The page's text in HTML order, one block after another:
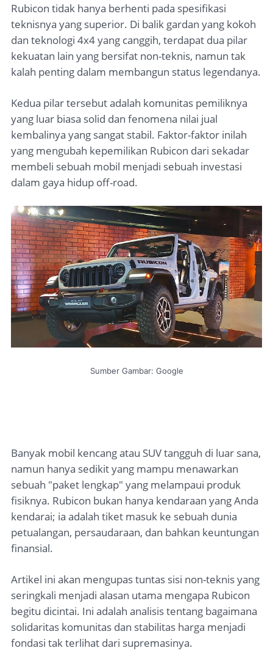
Rubicon tidak hanya berhenti pada spesifikasi
teknisnya yang superior. Di balik gardan yang kokoh
dan teknologi 4x4 yang canggih, terdapat dua pilar
kekuatan lain yang bersifat non-teknis, namun tak
kalah penting dalam membangun status legendanya.
Kedua pilar tersebut adalah komunitas pemiliknya
yang luar biasa solid dan fenomena nilai jual
kembalinya yang sangat stabil. Faktor-faktor inilah
yang mengubah kepemilikan Rubicon dari sekadar
membeli sebuah mobil menjadi sebuah investasi
dalam gaya hidup off-road.
Sumber Gambar: Google
Banyak mobil kencang atau SUV tangguh di luar sana,
namun hanya sedikit yang mampu menawarkan
sebuah "paket lengkap" yang melampaui produk
fisiknya. Rubicon bukan hanya kendaraan yang Anda
kendarai; ia adalah tiket masuk ke sebuah dunia
petualangan, persaudaraan, dan bahkan keuntungan
finansial.
Artikel ini akan mengupas tuntas sisi non-teknis yang
seringkali menjadi alasan utama mengapa Rubicon
begitu dicintai. Ini adalah analisis tentang bagaimana
solidaritas komunitas dan stabilitas harga menjadi
fondasi tak terlihat dari supremasinya.